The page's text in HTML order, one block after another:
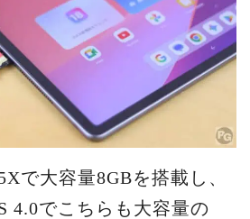
で大容量8GBを搭載し、
4.0でこちらも大容量の